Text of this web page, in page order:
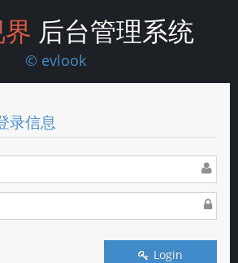
后台管理系统
© evlook
录信息
Login